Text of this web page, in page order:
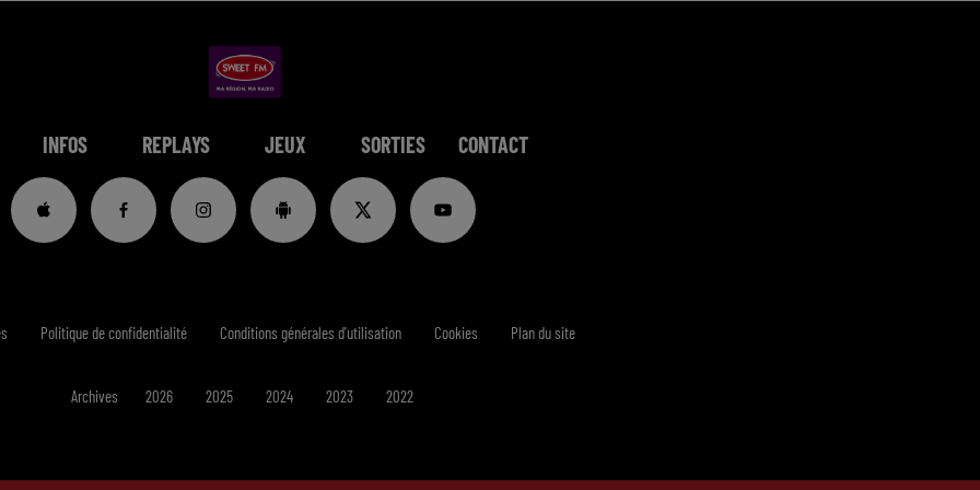
INFOS REPLAYS JEUX SORTIES CONTACT
Politique de confidentialité Conditions générales d'utilisation Cookies Plan du site
Archives 2026 2025 2024 2023 2022